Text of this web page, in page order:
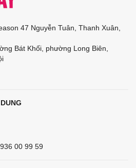
47 Nguyễn Tuân, Thanh Xuân,
Bát Khối, phường Long Biên,
00 99 59